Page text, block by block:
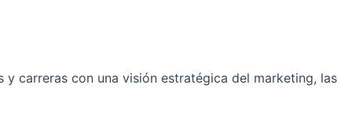
carreras con una visión estratégica del marketing, las